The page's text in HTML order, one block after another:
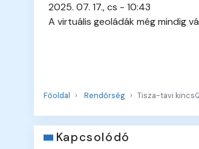
2025. 07. 17., cs - 10:43
A virtuális geoládák még mindig
Főoldal Rendőrség Tisza-tavi
Kapcsolódó